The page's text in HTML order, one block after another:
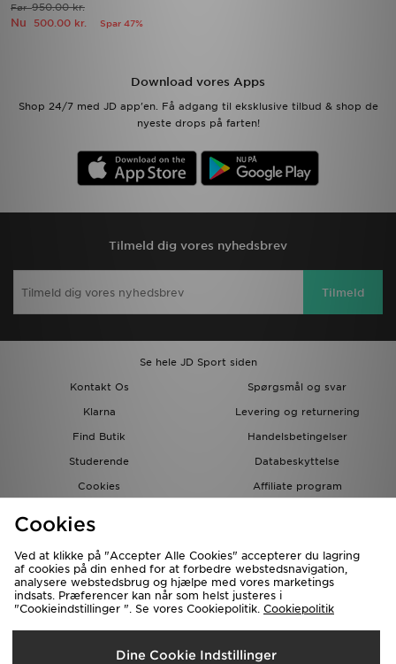
Før950.00 kr.
Nu 500.00 kr. Spar 47%
Download vores Apps
Shop 24/7 med JD app'en. Få adgang til eksklusive tilbud & shop de
nyeste drops på farten!
Tilmeld dig vores nyhedsbrev
Tilmeld
Se hele JD Sport siden
Kontakt Os
Spørgsmål og svar
Klarna
Levering og returnering
Find Butik
Handelsbetingelser
Studerende
Databeskyttelse
Cookies
Affiliate program
Forsendelse Til
Danmark
Cookies
Ved at klikke på "Accepter Alle Cookies" accepterer du lagring
af cookies på din enhed for at forbedre webstedsnavigation,
analysere webstedsbrug og hjælpe med vores marketings
indsats. Præferencer kan når som helst justeres i
"Cookieindstillinger ". Se vores Cookiepolitik. Cookiepolitik
Dine Cookie Indstillinger